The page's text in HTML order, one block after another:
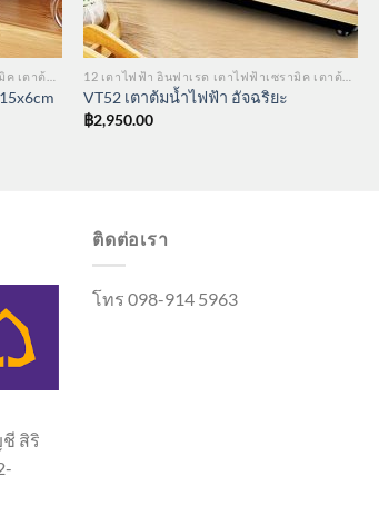
VT52 เตาต้มน้ำไฟฟ้า อัจฉริยะ
฿2,950.00
สิริ
ติดต่อเรา
โทร 098-914 5963